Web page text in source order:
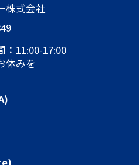
株式会社
：11:00-17:00
休みを